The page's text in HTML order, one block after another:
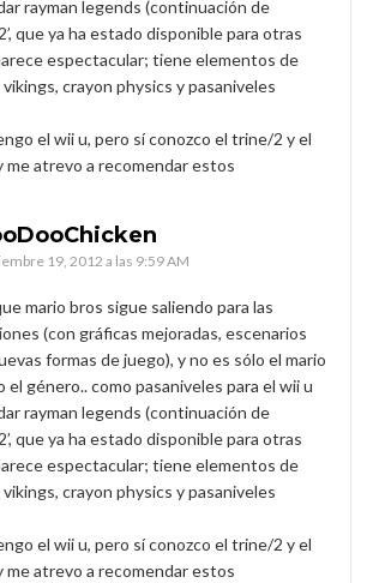
rayman legends (continuación de
que ya ha estado disponible para otras
espectacular; tiene elementos de
crayon physics y pasaniveles
el wii u, pero sí conozco el trine/2 y el
me atrevo a recomendar estos
19, 2012 a las 9:59 AM
mario bros sigue saliendo para las
(con gráficas mejoradas, escenarios
formas de juego), y no es sólo el mario
el género.. como pasaniveles para el wii u
rayman legends (continuación de
que ya ha estado disponible para otras
espectacular; tiene elementos de
crayon physics y pasaniveles
el wii u, pero sí conozco el trine/2 y el
me atrevo a recomendar estos